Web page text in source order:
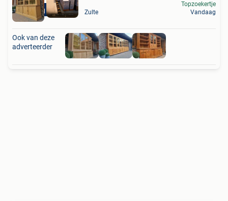
Levering mogelijk Zulte
Topzoekertje
Vandaag
Ook van deze
adverteerder